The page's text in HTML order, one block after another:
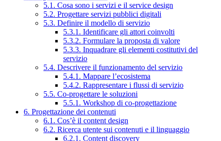
5.1. Cosa sono i servizi e il service design
5.2. Progettare servizi pubblici digitali
5.3. Definire il modello di servizio
5.3.1. Identificare gli attori coinvolti
5.3.2. Formulare la proposta di valore
5.3.3. Inquadrare gli elementi costitutivi del
servizio
5.4. Descrivere il funzionamento del servizio
5.4.1. Mappare l’ecosistema
5.4.2. Rappresentare i flussi di servizio
5.5. Co-progettare le soluzioni
5.5.1. Workshop di co-progettazione
6. Progettazione dei contenuti
6.1. Cos’è il content design
6.2. Ricerca utente sui contenuti e il linguaggio
6.2.1. Content discovery